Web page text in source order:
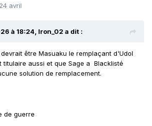
avril
à 18:24, Iron_02 a dit :
être Masuaku le remplaçant d'Udol
titulaire aussi et que Sage a Blacklisté
solution de remplacement.
de guerre